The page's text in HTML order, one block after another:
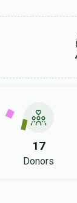
17
Donors